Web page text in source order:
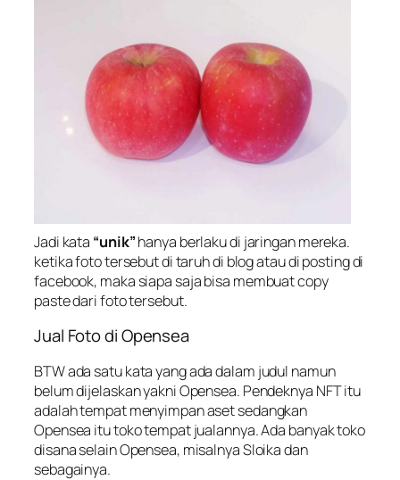
Jadi kata “unik”hanya berlaku di jaringan mereka.
ketika foto tersebut di taruh di blog atau di posting di
facebook, maka siapa saja bisa membuat copy
paste dari foto tersebut.
Jual Foto di Opensea
BTW ada satu kata yang ada dalam judul namun
belum dijelaskan yakni Opensea. Pendeknya NFT itu
adalah tempat menyimpan aset sedangkan
Opensea itu toko tempat jualannya. Ada banyak toko
disana selain Opensea, misalnya Sloika dan
sebagainya.